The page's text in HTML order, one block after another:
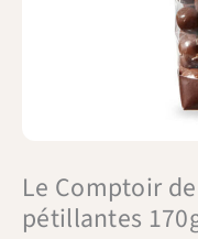
Le Comptoir
pétillantes